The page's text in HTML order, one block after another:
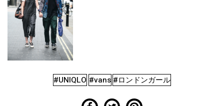
#UNIQLO #vans #ロンドンガール